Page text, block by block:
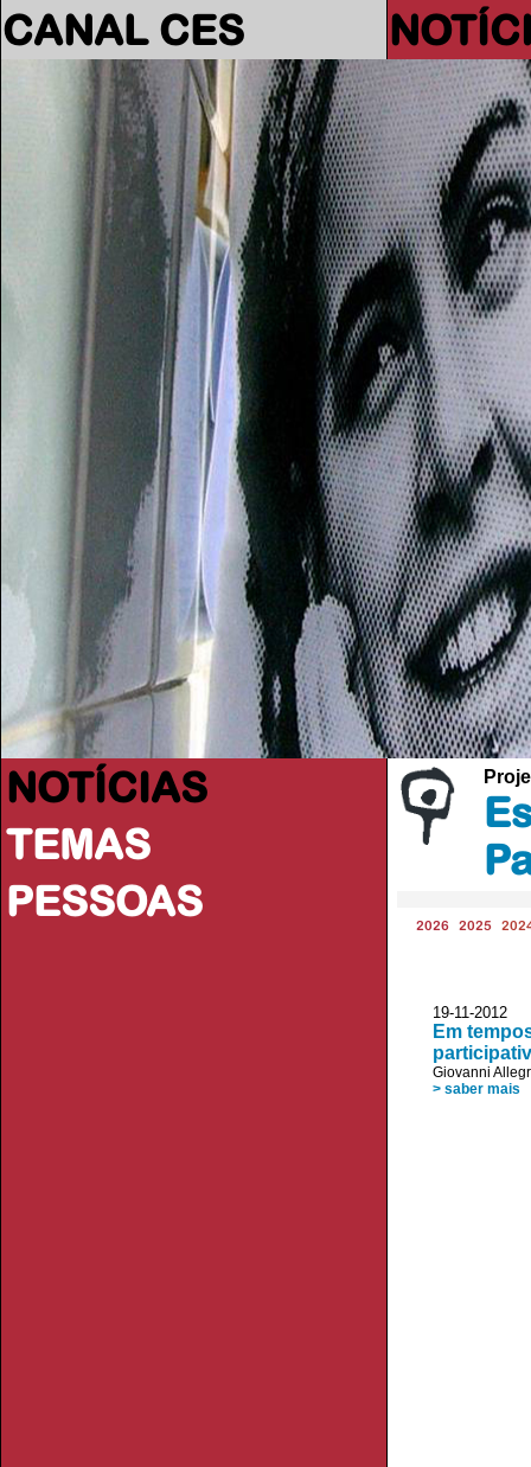
CANAL CES
NOTÍCIAS
TEMAS
PESSOAS
2026 2025
19-11-
Em
Giovanni
> saber mais